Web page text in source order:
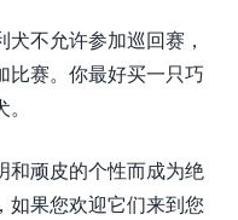
不允许参加巡回赛，
比赛。你最好买一只巧
和顽皮的个性而成为绝
如果您欢迎它们来到您